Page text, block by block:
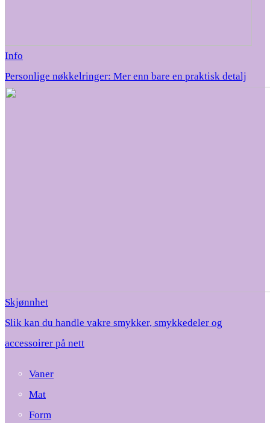
Info
Personlige nøkkelringer: Mer enn bare en praktisk detalj
Skjønnhet
Slik kan du handle vakre smykker, smykkedeler og
accessoirer på nett
Vaner
Mat
Form